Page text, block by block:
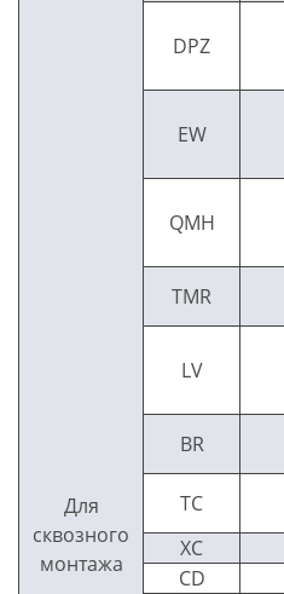
Для
сквозного
монтажа
DPZ
EW
QMH
TMR
LV
BR
TC
XC
CD